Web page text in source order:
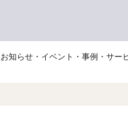
お知らせ・イベント・事例・サー
自動候補機能付きの検索フィール